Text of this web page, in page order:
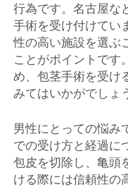
行為です。名古屋な
手術を受け付けてい
性の高い施設を選ぶ
ことがポイントです
め、包茎手術を受け
みてはいかがでしょ
男性にとっての悩み
での受け方と経過に
包皮を切除し、亀頭
ける際には信頼性の